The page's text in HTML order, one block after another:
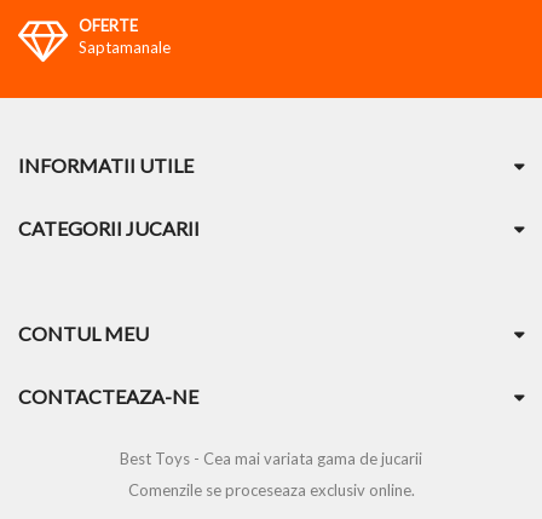
OFERTE
Saptamanale
INFORMATII UTILE
CATEGORII JUCARII
CONTUL MEU
CONTACTEAZA-NE
Best Toys - Cea mai variata gama de jucarii
Comenzile se proceseaza exclusiv online.